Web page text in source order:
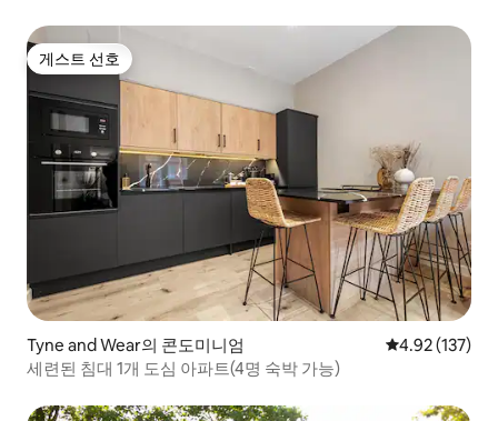
게스트 선호
게스트 선호
Tyne and Wear의 콘도미니엄 평점 4.92점(5
4.92 (137)
세련된 침대 1개 도심 아파트(4명 숙박 가능)